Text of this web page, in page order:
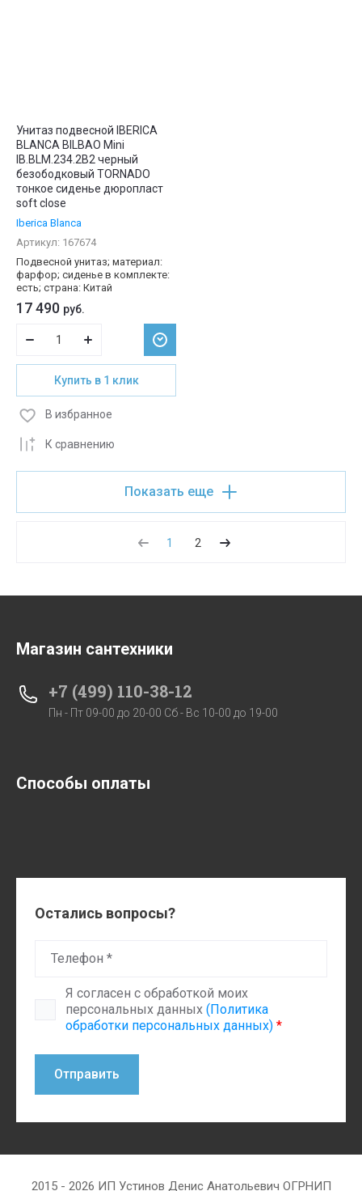
Унитаз подвесной IBERICA
BLANCA BILBAO Mini
IB.BLM.234.2B2 черный
безободковый TORNADO
тонкое сиденье дюропласт
soft close
Iberica Blanca
Артикул: 167674
Подвесной унитаз; материал:
фарфор; сиденье в комплекте:
есть; страна: Китай
17 490 руб.
Купить в 1 клик
К сравнению
В избранное
Показать еще
1 2
Магазин сантехники
+7 (499) 110-38-12
Пн - Пт 09-00 до 20-00 Сб - Вс 10-00 до 19-00
Способы оплаты
Остались вопросы?
Я согласен с обработкой моих
персональных данных (Политика
обработки персональных данных) *
Отправить
2015 - 2026 ИП Устинов Денис Анатольевич ОГРНИП